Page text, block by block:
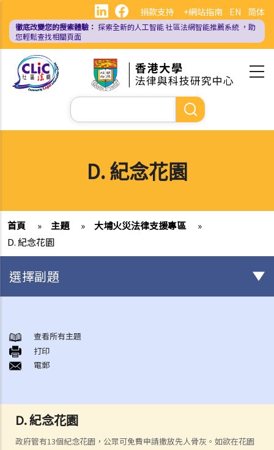
內
EN 简体
捐款支持 +網站指南
徹底改變您的搜索體驗： 探索全新的人工智能社區法網智能推薦系統 ，助
您輕鬆查找相關頁面
Search
D. 紀念花園
首頁 » 主題 » 大埔火災法律支援專區
»
D. 紀念花園
D. 紀念花園
政府管有13個紀念花園，公眾可免費申請撒放先人骨灰。如欲在花園
選擇副題
A. 火葬
B. 骨灰安置所（靈灰安置所）
C. 土葬
E. 骨灰撒海
F. 遺體／骨殖／骨灰出入香港
人身傷亡
查看所有主題
打印
電郵